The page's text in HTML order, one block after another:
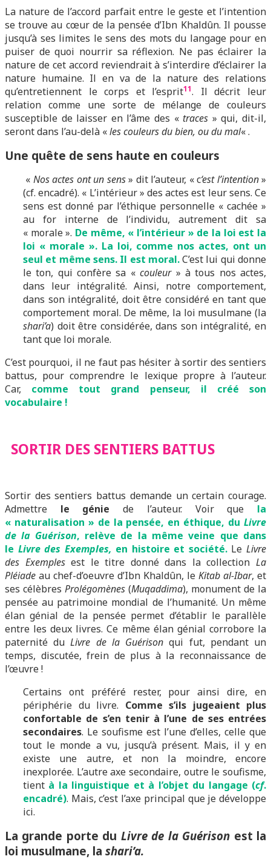
La nature de l’accord parfait entre le geste et l’intention
se trouve au cœur de la pensée d’Ibn Khaldûn. Il pousse
jusqu’à ses limites le sens des mots du langage pour en
puiser de quoi nourrir sa réflexion. Ne pas éclairer la
nature de cet accord reviendrait à s’interdire d’éclairer la
nature humaine. Il en va de la nature des relations
qu’entretiennent le corps et l’esprit11. Il décrit leur
relation comme une sorte de mélange de couleurs
susceptible de laisser en l’âme des « traces » qui, dit-il,
seront dans l’au-delà «les couleurs du bien, ou du mal« .
Une quête de sens haute en couleurs
« Nos actes ont un sens» dit l’auteur, « c‘est l’intention»
(cf. encadré). « L’intérieur » des actes est leur sens. Ce
sens est donné par l’éthique personnelle « cachée »
au for interne de l’individu, autrement dit sa
« morale ». De même, « l’intérieur » de la loi est la
loi « morale ». La loi, comme nos actes, ont un
seul et même sens. Il est moral.C’est lui qui donne
le ton, qui confère sa «couleur» à tous nos actes,
dans leur intégralité. Ainsi, notre comportement,
dans son intégralité, doit être considéré en tant que
comportement moral. De même, la loi musulmane (la
shari’a) doit être considérée, dans son intégralité, en
tant que loi morale.
C’est pourquoi, il ne faut pas hésiter à sortir des sentiers
battus, pour comprendre le lexique propre à l’auteur.
Car, comme tout grand penseur, il créé son
vocabulaire !
SORTIR DES SENTIERS BATTUS
Sortir des sentiers battus demande un certain courage.
Admettre le géniede l’auteur. Voir que
la
« naturalisation » de la pensée, en éthique, du Livre
de la Guérison, relève de la même veine que dans
le Livre des Exemples, en histoire et société.LeLivre
des Exemplesest le titre donné dans la collectionLa
Pléiade au chef-d’oeuvre d’Ibn Khaldûn, le Kitab al-Ibar, et
ses célèbres Prolégomènes (Muqaddima), monument de la
pensée au patrimoine mondial de l’humanité. Un même
élan génial de la pensée permet d’établir le parallèle
entre les deux livres. Ce même élan génial corrobore la
paternité duLivre de la Guérison qui fut, pendant un
temps, discutée, frein de plus à la reconnaissance de
l’œuvre !
Certains ont préféré rester, pour ainsi dire, en
périphérie du livre. Comme s’ils jugeaient plus
confortable de s’en tenir à l’une de ses entrées
secondaires. Le soufisme est l’une d’elles, celle que
tout le monde a vu, jusqu’à présent. Mais, il y en
existe une autre, et non la moindre, encore
inexplorée. L’autre axe secondaire, outre le soufisme,
tient à la linguistique et à l’objet du langage (cf.
encadré). Mais, c’est l’axe principal que je développe
ici.
La grande porte du Livre de la Guérison est la
loi musulmane, la shari’a.